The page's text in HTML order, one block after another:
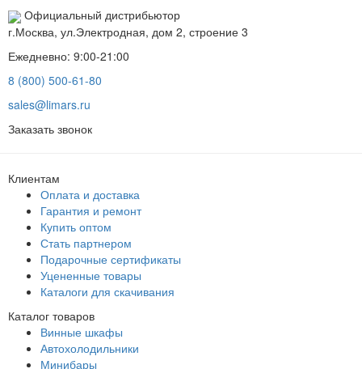
Официальный дистрибьютор
г.Москва, ул.Электродная, дом 2, строение 3
Ежедневно: 9:00-21:00
8 (800) 500-61-80
sales@limars.ru
Заказать звонок
Клиентам
Оплата и доставка
Гарантия и ремонт
Купить оптом
Стать партнером
Подарочные сертификаты
Уцененные товары
Каталоги для скачивания
Каталог товаров
Винные шкафы
Автохолодильники
Минибары